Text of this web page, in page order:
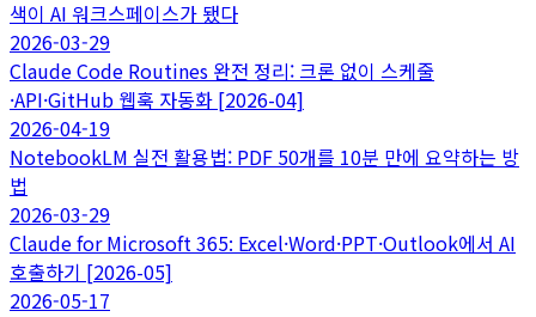
색이 AI 워크스페이스가 됐다
2026-03-29
Claude Code Routines 완전 정리: 크론 없이 스케줄
·API·GitHub 웹훅 자동화 [2026-04]
2026-04-19
NotebookLM 실전 활용법: PDF 50개를 10분 만에 요약하는 방
법
2026-03-29
Claude for Microsoft 365: Excel·Word·PPT·Outlook에서 AI
호출하기 [2026-05]
2026-05-17